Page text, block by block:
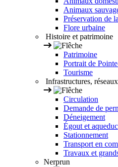
Animaux
Préservation de
Flore urbaine
Histoire et patrimoine
Patrimoine
Portrait de
Tourisme
Infrastructures,
Circulation
Demande de
Déneigement
Égout et aqueduc
Stationnement
Transport en
Travaux et
Nerprun